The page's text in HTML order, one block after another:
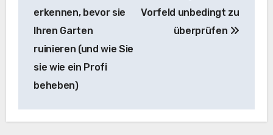
erkennen, bevor sie
Ihren Garten
ruinieren (und wie Sie
sie wie ein Profi
beheben)
Vorfeld unbedingt zu
überprüfen